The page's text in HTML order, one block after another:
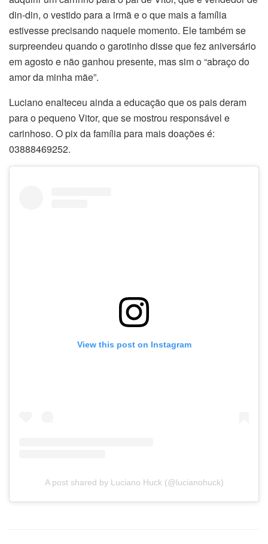
din-din, o vestido para a irmã e o que mais a família
estivesse precisando naquele momento. Ele também se
surpreendeu quando o garotinho disse que fez aniversário
em agosto e não ganhou presente, mas sim o “abraço do
amor da minha mãe”.
Luciano enalteceu ainda a educação que os pais deram
para o pequeno Vitor, que se mostrou responsável e
carinhoso. O pix da família para mais doações é:
03888469252.
View this post on Instagram
A post shared by Luciano Huck (@lucianohuck)